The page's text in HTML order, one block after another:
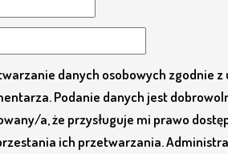
danych osobowych zgodnie
Podanie danych jest
a, że przysługuje mi prawo
ich przetwarzania.